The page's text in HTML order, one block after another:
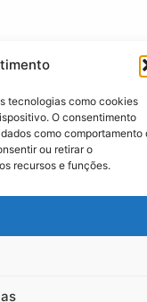
tecnologias como cookies
O consentimento
como comportamento
ou retirar o
recursos e funções.